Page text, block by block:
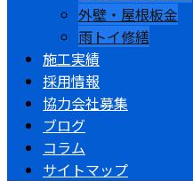
外壁・屋根板金
雨トイ修繕
施工実績
採用情報
協力会社募集
ブログ
コラム
サイトマップ